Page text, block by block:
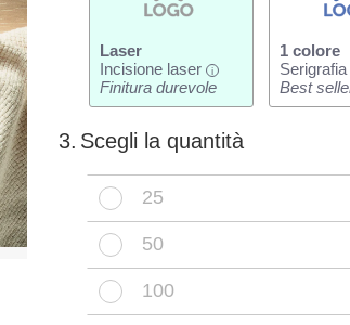
Laser
Incisione laser
i
Finitura durevole
1 colore
Serigrafia
Best
3. Scegli la quantità
25
50
100